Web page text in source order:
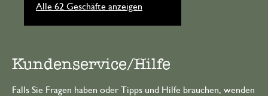
Alle 62 Geschäfte anzeigen
Kundenservice/Hilfe
Falls Sie Fragen haben oder Tipps und Hilfe brauchen, wenden